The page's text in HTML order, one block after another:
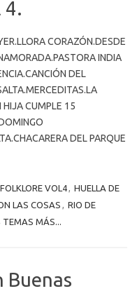
4.
CORAZÓN.DESDE
INDIA
DEL
HIJA CUMPLE 15
DEL PARQUE
VOL4, HUELLA DE
LAS COSAS , RIO DE
TEMAS MÁS...
Buenas